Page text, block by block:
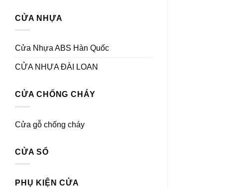
CỬA NHỰA
Cửa Nhựa ABS Hàn Quốc
CỬA NHỰA ĐÀI LOAN
CỬA CHỐNG CHÁY
Cửa gỗ chống cháy
CỬA SỔ
PHỤ KIỆN CỬA